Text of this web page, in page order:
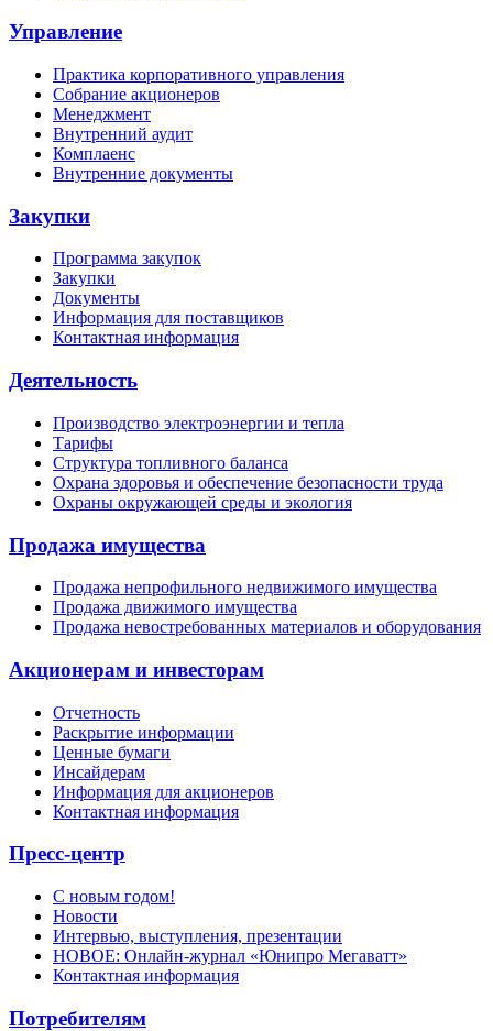
Управление
Практика корпоративного управления
Собрание акционеров
Менеджмент
Внутренний аудит
Комплаенс
Внутренние документы
Закупки
Программа закупок
Закупки
Документы
Информация для поставщиков
Контактная информация
Деятельность
Производство электроэнергии и тепла
Тарифы
Структура топливного баланса
Охрана здоровья и обеспечение безопасности труда
Охраны окружающей среды и экология
Продажа имущества
Продажа непрофильного недвижимого имущества
Продажа движимого имущества
Продажа невостребованных материалов и оборудования
Акционерам и инвесторам
Отчетность
Раскрытие информации
Ценные бумаги
Инсайдерам
Информация для акционеров
Контактная информация
Пресс-центр
С новым годом!
Новости
Интервью, выступления, презентации
НОВОЕ: Онлайн-журнал «Юнипро Мегаватт»
Контактная информация
Потребителям